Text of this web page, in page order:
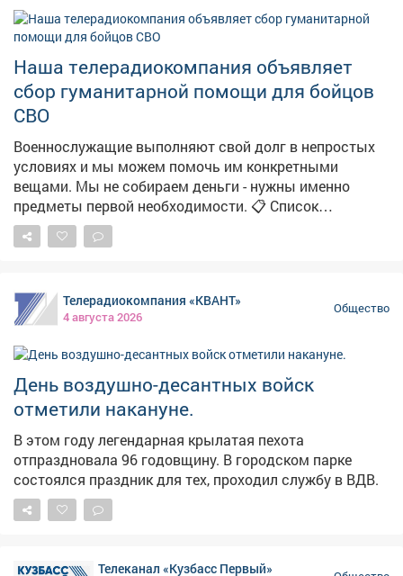
Наша телерадиокомпания объявляет
сбор гуманитарной помощи для бойцов
СВО
Военнослужащие выполняют свой долг в непростых
условиях и мы можем помочь им конкретными
вещами. Мы не собираем деньги - нужны именно
предметы первой необходимости. 📋 Список
необходимого и телефоны для связи - в нашем видео.
💪 Давайте вместе поддержим наших защитников!
Телерадиокомпания «КВАНТ»
4 августа 2026
Общество
День воздушно-десантных войск
отметили накануне.
В этом году легендарная крылатая пехота
отпраздновала 96 годовщину. В городском парке
состоялся праздник для тех, проходил службу в ВДВ.
Телеканал «Кузбасс Первый»